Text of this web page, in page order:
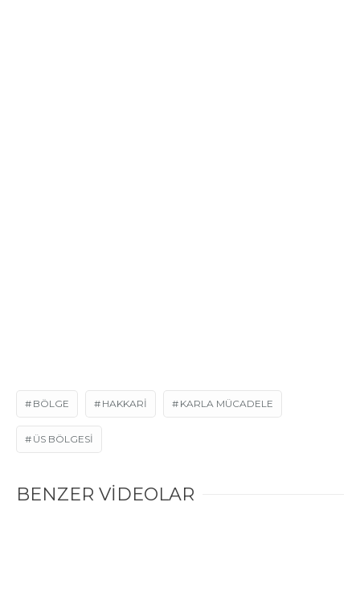
BÖLGE HAKKARI KARLA MÜCADELE
ÜS BÖLGESI
BENZER VİDEOLAR